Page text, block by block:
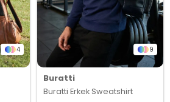
4 9
Buratti
Buratti Erkek Sweatshirt